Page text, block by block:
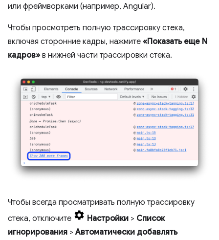
или фреймворками (например, Angular).
Чтобы просмотреть полную трассировку стека,
включая сторонние кадры, нажмите «Показать еще N
кадров» в нижней части трассировки стека.
Чтобы всегда просматривать полную трассировку
стека, отключите
Настройки > Список
игнорирования >Автоматически добавлять